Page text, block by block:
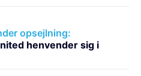
opsejlning:
henvender sig i